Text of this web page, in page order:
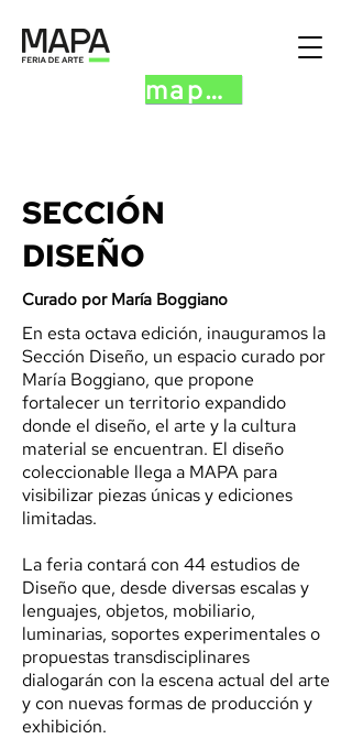
mapa.art
SECCIÓN
DISEÑO
Curado por María Boggiano
En esta octava edición, inauguramos la
Sección Diseño, un espacio curado por
María Boggiano, que propone
fortalecer un territorio expandido
donde el diseño, el arte y la cultura
material se encuentran. El diseño
coleccionable llega a MAPA para
visibilizar piezas únicas y ediciones
limitadas.
La feria contará con 44 estudios de
Diseño que, desde diversas escalas y
lenguajes, objetos, mobiliario,
luminarias, soportes experimentales o
propuestas transdisciplinares
dialogarán con la escena actual del arte
y con nuevas formas de producción y
exhibición.